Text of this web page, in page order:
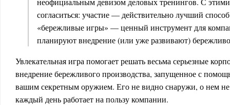
согласиться: участие — действительно лучший
«бережливые игры» — ценный инструмент для
планируют внедрение (или уже развивают)
Увлекательная игра помогает решать весьма серьезные
внедрение бережливого производства, запущенное с
вашим секретным оружием. Его не видно снаружи, о нем
каждый день работает на пользу компании.